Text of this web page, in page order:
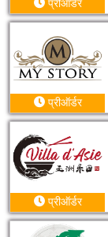
प्रीऑर्डर
प्रीऑर्डर
प्रीऑर्डर